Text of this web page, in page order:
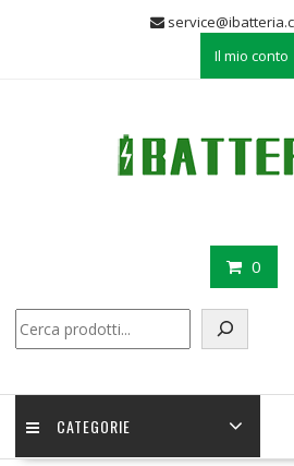
Il mio conto
0
CATEGORIE